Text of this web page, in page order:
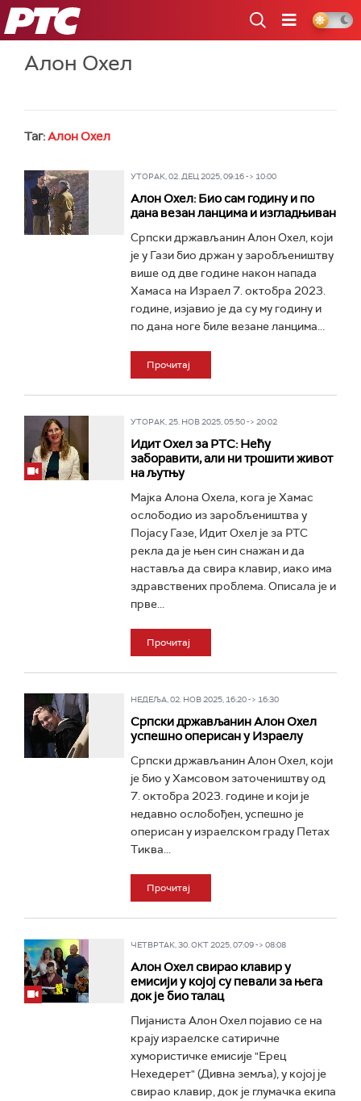
РТС
Алон Охел
Таг:Алон Охел
УТОРАК, 02. ДЕЦ 2025, 09:16 -> 10:00
Алон Охел: Био сам годину и по
дана везан ланцима и изгладњиван
Српски држављанин Алон Охел, који
је у Гази био држан у заробљеништву
више од две године након напада
Хамаса на Израел 7. октобра 2023.
године, изјавио је да су му годину и
по дана ноге биле везане ланцима...
Прочитај
УТОРАК, 25. НОВ 2025, 05:50 -> 20:02
Идит Охел за РТС: Нећу
заборавити, али ни трошити живот
на љутњу
Мајка Алона Охела, кога је Хамас
ослободио из заробљеништва у
Појасу Газе, Идит Охел је за РТС
рекла да је њен син снажан и да
наставља да свира клавир, иако има
здравствених проблема. Описала је и
прве...
Прочитај
НЕДЕЉА, 02. НОВ 2025, 16:20 -> 16:30
Српски држављанин Алон Охел
успешно оперисан у Израелу
Српски држављанин Алон Охел, који
је био у Хамсовом заточеништву од
7. октобра 2023. године и који је
недавно ослобођен, успешно је
оперисан у израелском граду Петах
Тиква...
Прочитај
ЧЕТВРТАК, 30. ОКТ 2025, 07:09 -> 08:08
Алон Охел свирао клавир у
емисији у којој су певали за њега
док је био талац
Пијаниста Алон Охел појавио се на
крају израелске сатиричне
хумористичке емисије "Ерец
Нехедерет" (Дивна земља), у којој је
свирао клавир, док је глумачка екипа